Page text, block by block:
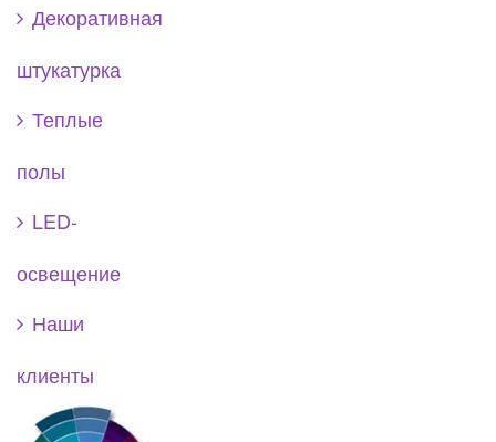
Декоративная
штукатурка
Теплые
полы
LED-
освещение
Наши
клиенты